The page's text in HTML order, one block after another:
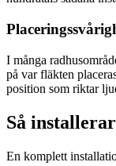
I många
på var fläkten
position som riktar
Så
En komplett